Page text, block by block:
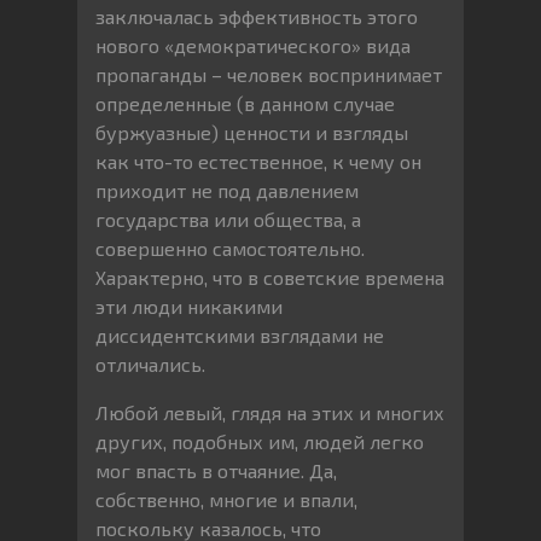
заключалась эффективность этого
нового «демократического» вида
пропаганды – человек воспринимает
определенные (в данном случае
буржуазные) ценности и взгляды
как что-то естественное, к чему он
приходит не под давлением
государства или общества, а
совершенно самостоятельно.
Характерно, что в советские времена
эти люди никакими
диссидентскими взглядами не
отличались.
Любой левый, глядя на этих и многих
других, подобных им, людей легко
мог впасть в отчаяние. Да,
собственно, многие и впали,
поскольку казалось, что